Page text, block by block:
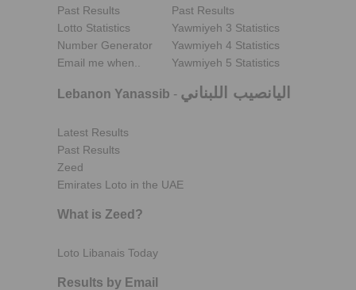
Past Results
Lotto Statistics
Number Generator
Email me when..
Past Results
Yawmiyeh 3 Statistics
Yawmiyeh 4 Statistics
Yawmiyeh 5 Statistics
Lebanon Yanassib - اليانصيب اللبناني
Latest Results
Past Results
Zeed
Emirates Loto in the UAE
What is Zeed?
Loto Libanais Today
Results by Email